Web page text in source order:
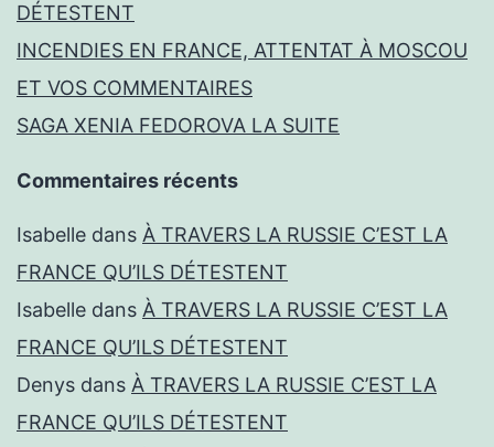
DÉTESTENT
INCENDIES EN FRANCE, ATTENTAT À MOSCOU
ET VOS COMMENTAIRES
SAGA XENIA FEDOROVA LA SUITE
Commentaires récents
Isabelle dans À TRAVERS LA RUSSIE C’EST LA
FRANCE QU’ILS DÉTESTENT
Isabelle dans À TRAVERS LA RUSSIE C’EST LA
FRANCE QU’ILS DÉTESTENT
Denys dans À TRAVERS LA RUSSIE C’EST LA
FRANCE QU’ILS DÉTESTENT